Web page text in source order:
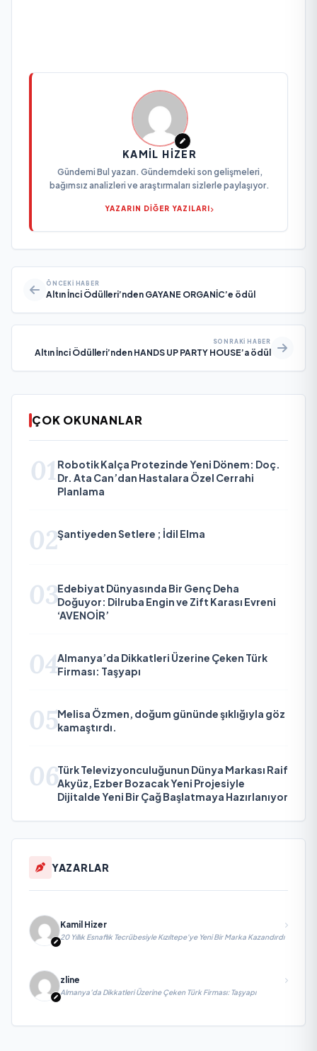
KAMIL HIZER
Gündemi Bul yazarı. Gündemdeki son gelişmeleri,
bağımsız analizleri ve araştırmaları sizlerle paylaşıyor.
YAZARIN DİĞER YAZILARI
ÖNCEKI HABER
Altın İnci Ödülleri’nden GAYANE ORGANİC’e ödül
SONRAKI HABER
Altın İnci Ödülleri’nden HANDS UP PARTY HOUSE’a ödül
ÇOK OKUNANLAR
01 Robotik Kalça Protezinde Yeni Dönem: Doç.
Dr. Ata Can’dan Hastalara Özel Cerrahi
Planlama
02Şantiyeden Setlere ; İdil Elma
03Edebiyat Dünyasında Bir Genç Deha
Doğuyor: Dilruba Engin ve Zift Karası Evreni
‘AVENOİR’
04Almanya’da Dikkatleri Üzerine Çeken Türk
Firması: Taşyapı
05Melisa Özmen, doğum gününde şıklığıyla göz
kamaştırdı.
06Türk Televizyonculuğunun Dünya Markası Raif
Akyüz, Ezber Bozacak Yeni Projesiyle
Dijitalde Yeni Bir Çağ Başlatmaya Hazırlanıyor
YAZARLAR
Kamil Hizer
20 Yıllık Esnaflık Tecrübesiyle Kızıltepe'ye Yeni Bir Marka Kazandırdı
zline
Almanya’da Dikkatleri Üzerine Çeken Türk Firması: Taşyapı